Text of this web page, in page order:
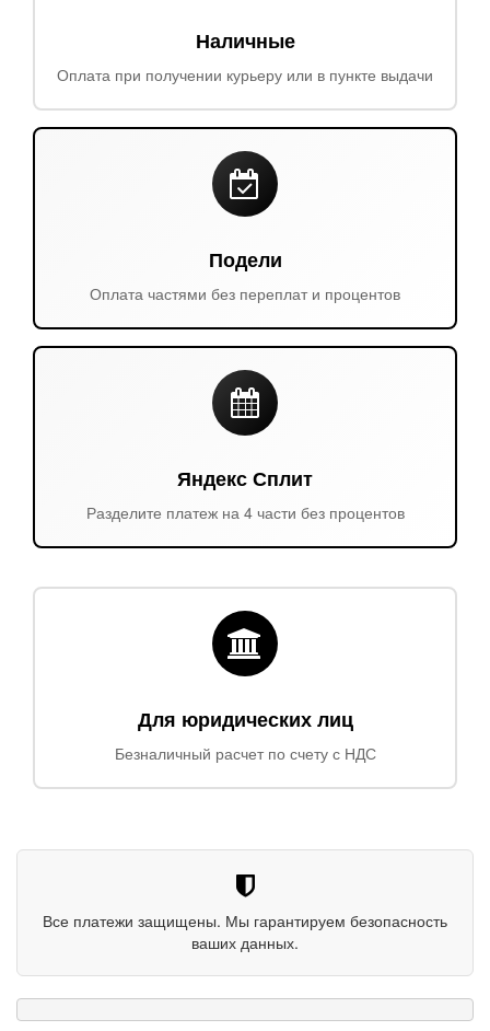
Наличные
Оплата при получении курьеру или в пункте выдачи
Подели
Оплата частями без переплат и процентов
Яндекс Сплит
Разделите платеж на 4 части без процентов
Для юридических лиц
Безналичный расчет по счету с НДС
Все платежи защищены. Мы гарантируем безопасность
ваших данных.